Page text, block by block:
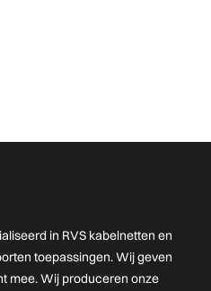
in RVS kabelnetten en
toepassingen. Wij geven
mee. Wij produceren onze